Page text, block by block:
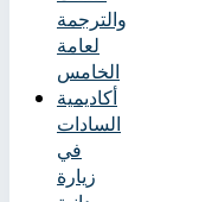
والترجمة
لعامة
الخامس
أكاديمية
السادات
في
زيارة